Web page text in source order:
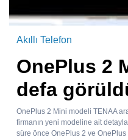
Akıllı Telefon
OnePlus 2
defa
OnePlus 2 Mini modeli TENAA
firmanın yeni modeline ait
süre önce OnePlus 2 ve